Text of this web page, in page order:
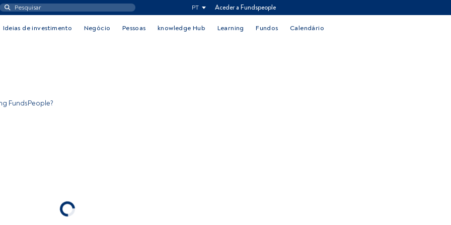
PT Aceder a Fundspeople
Ideias de investimento Negócio Pessoas knowledge Hub Learning Fundos Calendário
FundsPeople?